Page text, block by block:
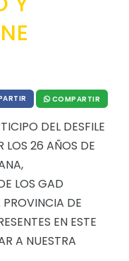
parroquiales
COMPARTIR
DEL DESFILE
LOS 26 AÑOS DE
LOS GAD
PROVINCIA DE
EN ESTE
A NUESTRA